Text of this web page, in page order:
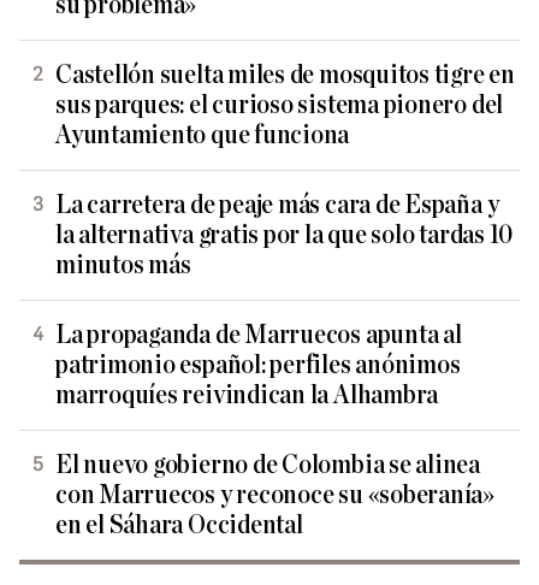
su problema»
Castellón suelta miles de mosquitos tigre en
sus parques: el curioso sistema pionero del
Ayuntamiento que funciona
La carretera de peaje más cara de España y
la alternativa gratis por la que solo tardas 10
minutos más
La propaganda de Marruecos apunta al
patrimonio español: perfiles anónimos
marroquíes reivindican la Alhambra
El nuevo gobierno de Colombia se alinea
con Marruecos y reconoce su «soberanía»
en el Sáhara Occidental